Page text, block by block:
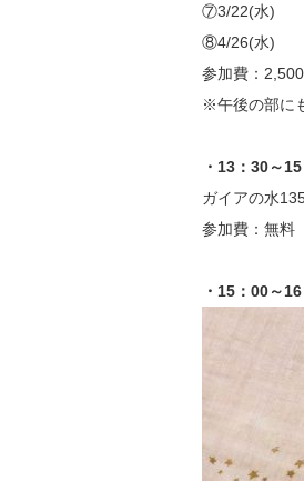
⑦3/22(水)
⑧4/26(水)
参加費：
※午後の部に
・13：30～
ガイアの水
参加費：無料
・15：00～